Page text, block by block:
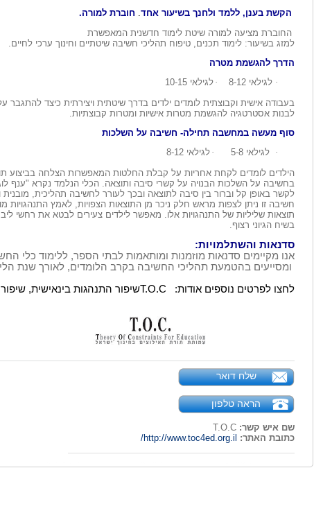
הקשת בענן, ללמד ולחנך בשיעור אחד. חוברת למורה.
החוברת מציעה למורה שיטת לימוד חדשנית המאפשרת
למזג בשיעור: לימוד תכנים, טיפוח תהליכי חשיבה שיטתיים וחינוך ערכי לחיים
הדרך להגשמת מטרה
· לגילאי 8-12 · לגילאי 10-15
בעבודה אישית וקבוצתית לומדים ילדים בדרך שיטתית ויצירתית כיצד להתגבר
לבנות אסטרטגיה להגשמת מטרות אישיות ומטרות קבוצתיות
סוף מעשה במחשבה תחילה- חשיבה על השלכות
·
לגילאי 5-8 · לגילאי 8-12
הילדים לומדים לקחת אחריות על קבלת החלטות המאפשרות הצלחה בביצוע
בחשיבה על השלכות הבנויה על קשרי סיבה ותוצאה. הכלי הנלמד נקרא "ענף
לקשר באופן קל וברור בין סיבה לתוצאה ובכך לעורר לחשיבה תהליכית,
חשיבה זו ניתן לצפות מראש חלק ניכר מן התוצאות הצפויות, לאמץ התנהגויות
תוצאות שליליות של התנהגויות אלו. מאפשר לילדים צעירים לבטא את רחשי
בשיח הגיוני רצוף
סדנאות והשתלמויות:
אנו מקיימים סדנאות מוזמנות ומותאמות לבתי הספר, ללימוד כלי
ומסייעים בהטמעת תהליכי החשיבה בקרב הלומדים, לאורך שנת
לחצו לפרטים נוספים אודות:
T.O.Cשיפור התנהגות בינאישית, שיפור
שלח דואר
הראה טלפון
שם איש קשר: T.O.C
כתובת האתר: http://www.toc4ed.org.il/